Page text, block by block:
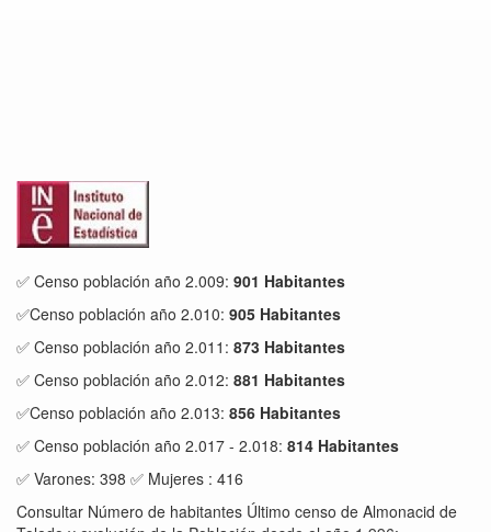
✅ Censo población año 2.009: 901 Habitantes
✅Censo población año 2.010: 905 Habitantes
✅ Censo población año 2.011: 873 Habitantes
✅ Censo población año 2.012: 881 Habitantes
✅Censo población año 2.013: 856 Habitantes
✅ Censo población año 2.017 - 2.018: 814 Habitantes
✅ Varones: 398 ✅ Mujeres : 416
Consultar Número de habitantes Último censo de Almonacid de